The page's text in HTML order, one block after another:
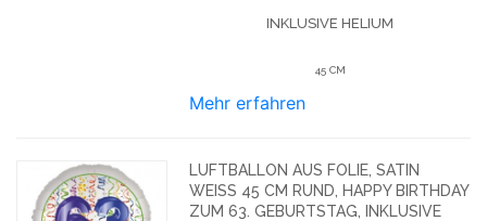
INKLUSIVE HELIUM
45 CM
Mehr erfahren
LUFTBALLON AUS FOLIE, SATIN
WEISS 45 CM RUND, HAPPY BIRTHDAY Z
UM 63. GEBURTSTAG, INKLUSIVE H